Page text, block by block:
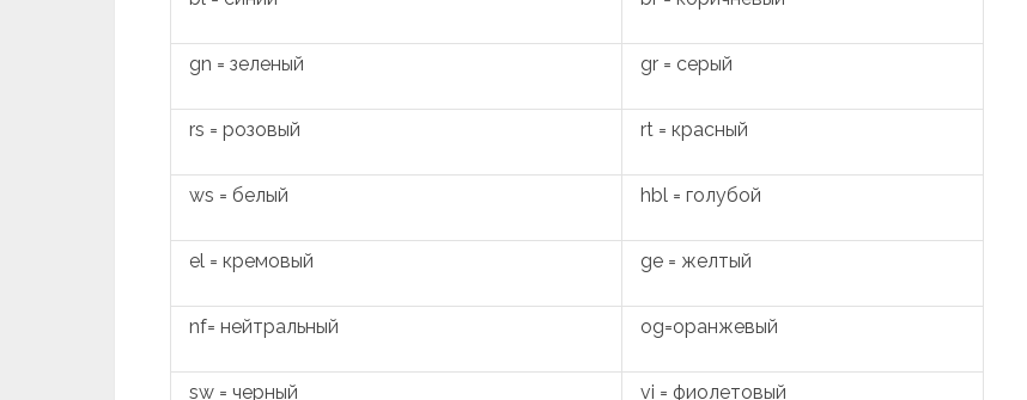
gn = зеленый gr = серый
rs = розовый rt = красный
ws = белый hbl = голубой
el = кремовый ge = желтый
nf= нейтральный og=оранжевый
sw = черный vi = фиолетовый